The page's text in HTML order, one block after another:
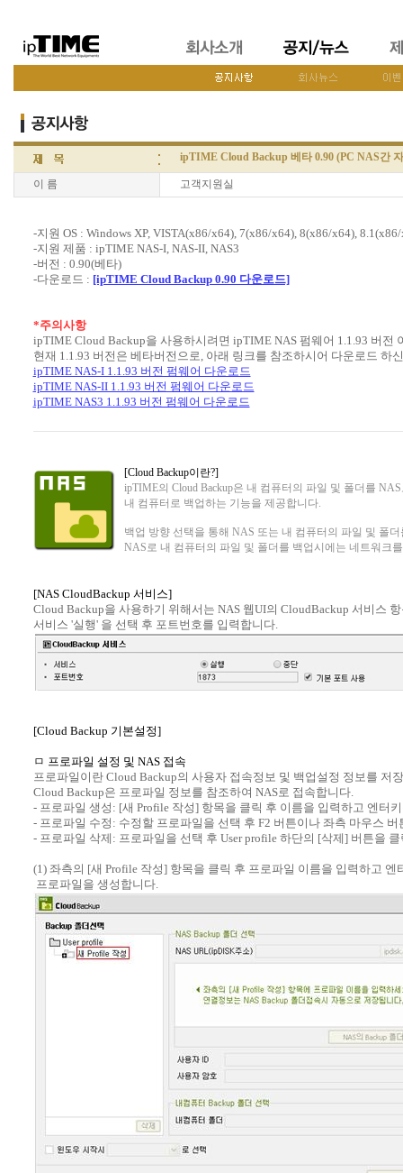
ipTIME Cloud Backup 베타 0.90 (PC NAS간
이 름 고객지원실
-지원 OS : Windows XP, VISTA(x86/x64), 7(x86/x64), 8(x86/x64),
-지원 제품 : ipTIME NAS-I, NAS-II, NAS3
-버전 : 0.90(베타)
-다운로드 : [ipTIME Cloud Backup 0.90 다운로드]
*주의사항
ipTIME Cloud Backup을 사용하시려면 ipTIME NAS 펌웨어 1.1.93 버전
현재 1.1.93 버전은 베타버전으로, 아래 링크를 참조하시어 다운로드 하
ipTIME NAS-I 1.1.93 버전 펌웨어 다운로드
ipTIME NAS-II 1.1.93 버전 펌웨어 다운로드
ipTIME NAS3 1.1.93 버전 펌웨어 다운로드
[Cloud Backup이란?]
ipTIME의 Cloud Backup은 내 컴퓨터의 파일 및 폴더를
내 컴퓨터로 백업하는 기능을 제공합니다.
백업 방향 선택을 통해 NAS 또는 내 컴퓨터의 파일 및 폴
NAS로 내 컴퓨터의 파일 및 폴더를 백업시에는 네트워크
[NAS CloudBackup 서비스]
Cloud Backup을 사용하기 위해서는 NAS 웹UI의 CloudBackup 서비스
서비스 '실행' 을 선택 후 포트번호를 입력합니다.
[Cloud Backup 기본설정]
ㅁ 프로파일 설정 및 NAS 접속
프로파일이란 Cloud Backup의 사용자 접속정보 및 백업설정 정보를 저
Cloud Backup은 프로파일 정보를 참조하여 NAS로 접속합니다.
- 프로파일 생성: [새 Profile 작성] 항목을 클릭 후 이름을 입력하고 엔터
- 프로파일 수정: 수정할 프로파일을 선택 후 F2 버튼이나 좌측 마우스 버
- 프로파일 삭제: 프로파일을 선택 후 User profile 하단의 [삭제] 버튼을
(1) 좌측의 [새 Profile 작성] 항목을 클릭 후 프로파일 이름을 입력하고 엔
프로파일을 생성합니다.